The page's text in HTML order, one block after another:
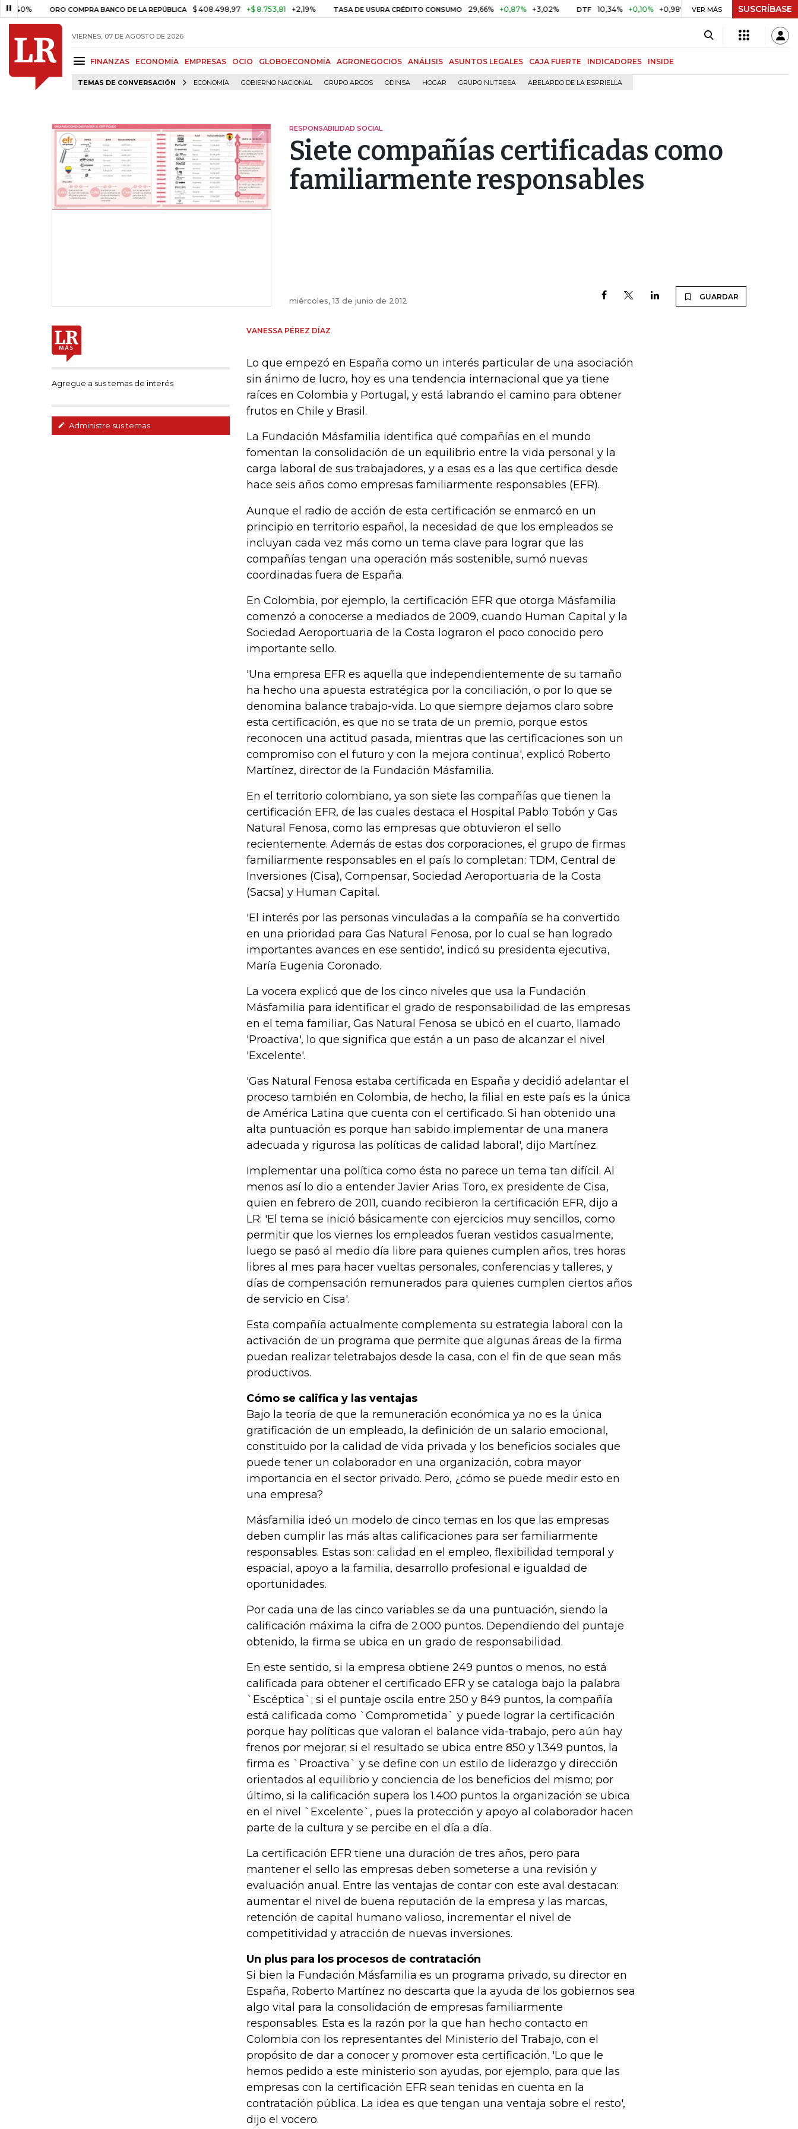
ORO COMPRA BANCO DE LA REPÚBLICA $ 408.498,97 +$ 8.753,81 +2,19% TASA DE USURA CRÉDITO CONSUMO 29,66% +0,87% +3,02% DTF 10,34% +0,10% +0,98% UVR $ 416,96 +$ 0,05 +0,01%
VER MÁS SUSCRÍBASE
VIERNES, 07 DE AGOSTO DE 2026
FINANZAS ECONOMÍA EMPRESAS OCIO GLOBOECONOMÍA AGRONEGOCIOS ANÁLISIS ASUNTOS LEGALES CAJA FUERTE INDICADORES INSIDE
TEMAS DE CONVERSACIÓN ECONOMÍA GOBIERNO NACIONAL GRUPO ARGOS ODINSA HOGAR GRUPO NUTRESA ABELARDO DE LA ESPRIELLA
RESPONSABILIDAD SOCIAL
Siete compañías certificadas como
familiarmente responsables
miércoles, 13 de junio de 2012 GUARDAR
Agregue a sus temas de interés
Administre sus temas
VANESSA PÉREZ DÍAZ
Lo que empezó en España como un interés particular de una asociación
sin ánimo de lucro, hoy es una tendencia internacional que ya tiene
raíces en Colombia y Portugal, y está labrando el camino para obtener
frutos en Chile y Brasil.
La Fundación Másfamilia identifica qué compañías en el mundo
fomentan la consolidación de un equilibrio entre la vida personal y la
carga laboral de sus trabajadores, y a esas es a las que certifica desde
hace seis años como empresas familiarmente responsables (EFR).
Aunque el radio de acción de esta certificación se enmarcó en un
principio en territorio español, la necesidad de que los empleados se
incluyan cada vez más como un tema clave para lograr que las
compañías tengan una operación más sostenible, sumó nuevas
coordinadas fuera de España.
En Colombia, por ejemplo, la certificación EFR que otorga Másfamilia
comenzó a conocerse a mediados de 2009, cuando Human Capital y la
Sociedad Aeroportuaria de la Costa lograron el poco conocido pero
importante sello.
'Una empresa EFR es aquella que independientemente de su tamaño
ha hecho una apuesta estratégica por la conciliación, o por lo que se
denomina balance trabajo-vida. Lo que siempre dejamos claro sobre
esta certificación, es que no se trata de un premio, porque estos
reconocen una actitud pasada, mientras que las certificaciones son un
compromiso con el futuro y con la mejora continua', explicó Roberto
Martínez, director de la Fundación Másfamilia.
En el territorio colombiano, ya son siete las compañías que tienen la
certificación EFR, de las cuales destaca el Hospital Pablo Tobón y Gas
Natural Fenosa, como las empresas que obtuvieron el sello
recientemente. Además de estas dos corporaciones, el grupo de firmas
familiarmente responsables en el país lo completan: TDM, Central de
Inversiones (Cisa), Compensar, Sociedad Aeroportuaria de la Costa
(Sacsa) y Human Capital.
'El interés por las personas vinculadas a la compañía se ha convertido
en una prioridad para Gas Natural Fenosa, por lo cual se han logrado
importantes avances en ese sentido', indicó su presidenta ejecutiva,
María Eugenia Coronado.
La vocera explicó que de los cinco niveles que usa la Fundación
Másfamilia para identificar el grado de responsabilidad de las empresas
en el tema familiar, Gas Natural Fenosa se ubicó en el cuarto, llamado
'Proactiva', lo que significa que están a un paso de alcanzar el nivel
'Excelente'.
'Gas Natural Fenosa estaba certificada en España y decidió adelantar el
proceso también en Colombia, de hecho, la filial en este país es la única
de América Latina que cuenta con el certificado. Si han obtenido una
alta puntuación es porque han sabido implementar de una manera
adecuada y rigurosa las políticas de calidad laboral', dijo Martínez.
Implementar una política como ésta no parece un tema tan difícil. Al
menos así lo dio a entender Javier Arias Toro, ex presidente de Cisa,
quien en febrero de 2011, cuando recibieron la certificación EFR, dijo a
LR: 'El tema se inició básicamente con ejercicios muy sencillos, como
permitir que los viernes los empleados fueran vestidos casualmente,
luego se pasó al medio día libre para quienes cumplen años, tres horas
libres al mes para hacer vueltas personales, conferencias y talleres, y
días de compensación remunerados para quienes cumplen ciertos años
de servicio en Cisa'.
Esta compañía actualmente complementa su estrategia laboral con la
activación de un programa que permite que algunas áreas de la firma
puedan realizar teletrabajos desde la casa, con el fin de que sean más
productivos.
Cómo se califica y las ventajas
Bajo la teoría de que la remuneración económica ya no es la única
gratificación de un empleado, la definición de un salario emocional,
constituido por la calidad de vida privada y los beneficios sociales que
puede tener un colaborador en una organización, cobra mayor
importancia en el sector privado. Pero, ¿cómo se puede medir esto en
una empresa?
Másfamilia ideó un modelo de cinco temas en los que las empresas
deben cumplir las más altas calificaciones para ser familiarmente
responsables. Estas son: calidad en el empleo, flexibilidad temporal y
espacial, apoyo a la familia, desarrollo profesional e igualdad de
oportunidades.
Por cada una de las cinco variables se da una puntuación, siendo la
calificación máxima la cifra de 2.000 puntos. Dependiendo del puntaje
obtenido, la firma se ubica en un grado de responsabilidad.
En este sentido, si la empresa obtiene 249 puntos o menos, no está
calificada para obtener el certificado EFR y se cataloga bajo la palabra
`Escéptica`; si el puntaje oscila entre 250 y 849 puntos, la compañía
está calificada como `Comprometida` y puede lograr la certificación
porque hay políticas que valoran el balance vida-trabajo, pero aún hay
frenos por mejorar; si el resultado se ubica entre 850 y 1.349 puntos, la
firma es `Proactiva` y se define con un estilo de liderazgo y dirección
orientados al equilibrio y conciencia de los beneficios del mismo; por
último, si la calificación supera los 1.400 puntos la organización se ubica
en el nivel `Excelente`, pues la protección y apoyo al colaborador hacen
parte de la cultura y se percibe en el día a día.
La certificación EFR tiene una duración de tres años, pero para
mantener el sello las empresas deben someterse a una revisión y
evaluación anual. Entre las ventajas de contar con este aval destacan:
aumentar el nivel de buena reputación de la empresa y las marcas,
retención de capital humano valioso, incrementar el nivel de
competitividad y atracción de nuevas inversiones.
Un plus para los procesos de contratación
Si bien la Fundación Másfamilia es un programa privado, su director en
España, Roberto Martínez no descarta que la ayuda de los gobiernos sea
algo vital para la consolidación de empresas familiarmente
responsables. Esta es la razón por la que han hecho contacto en
Colombia con los representantes del Ministerio del Trabajo, con el
propósito de dar a conocer y promover esta certificación. 'Lo que le
hemos pedido a este ministerio son ayudas, por ejemplo, para que las
empresas con la certificación EFR sean tenidas en cuenta en la
contratación pública. La idea es que tengan una ventaja sobre el resto',
dijo el vocero.